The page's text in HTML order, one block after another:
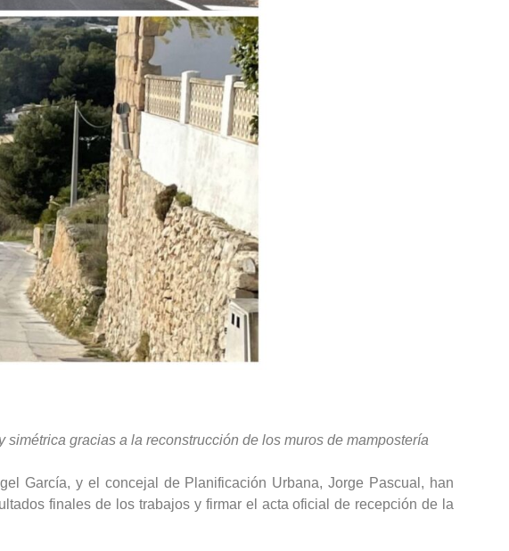
gracias a la reconstrucción de los muros de mampostería
García, y el concejal de Planificación Urbana, Jorge Pascual, han
finales de los trabajos y firmar el acta oficial de recepción de la